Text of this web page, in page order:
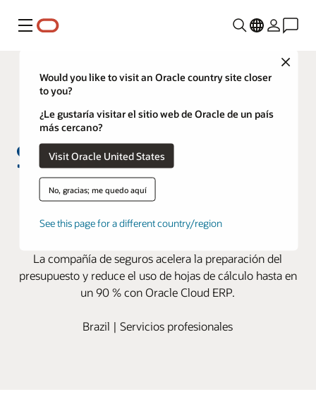
Menú
Close
Would you like to visit an Oracle country site closer
to you?
¿Le gustaría visitar el sitio web de Oracle de un país
más cercano?
Visit Oracle United States
No, gracias; me quedo aquí
See this page for a different country/region
Sabemi automatiza los procesos y
La compañía de seguros acelera la preparación del
presupuesto y reduce el uso de hojas de cálculo hasta en
un 90 % con Oracle Cloud ERP.
Brazil | Servicios profesionales